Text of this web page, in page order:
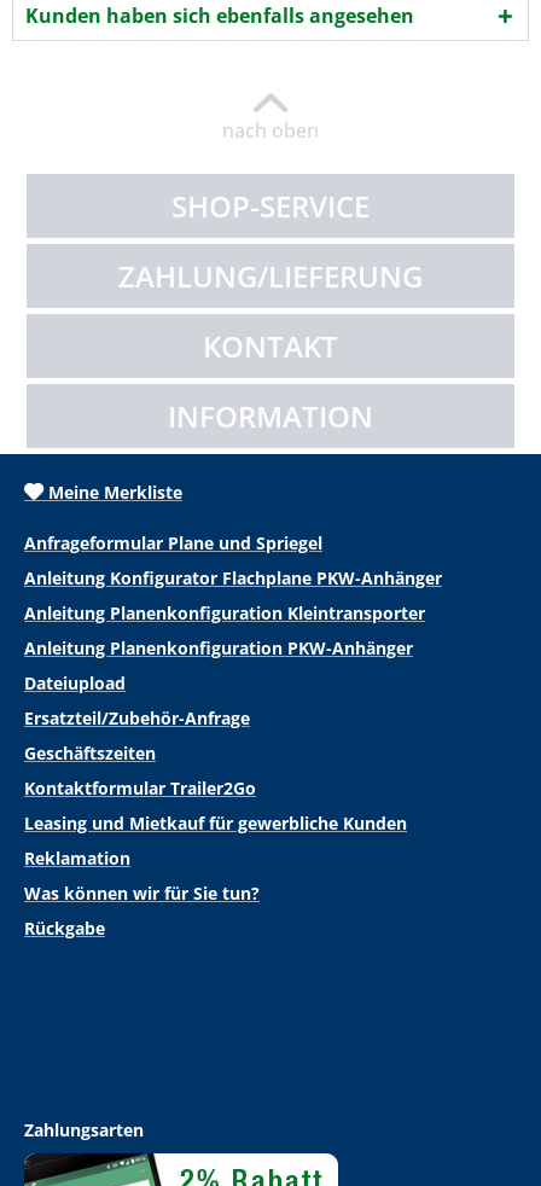
Kunden haben sich ebenfalls angesehen
nach oben
SHOP-SERVICE
ZAHLUNG/LIEFERUNG
KONTAKT
INFORMATION
Meine Merkliste
Anfrageformular Plane und Spriegel
Anleitung Konfigurator Flachplane PKW-Anhänger
Anleitung Planenkonfiguration Kleintransporter
Anleitung Planenkonfiguration PKW-Anhänger
Dateiupload
Ersatzteil/Zubehör-Anfrage
Geschäftszeiten
Kontaktformular Trailer2Go
Leasing und Mietkauf für gewerbliche Kunden
Reklamation
Was können wir für Sie tun?
Rückgabe
Zahlungsarten